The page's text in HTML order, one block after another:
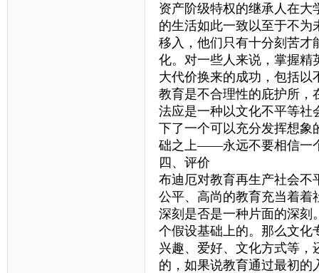
资产阶级特权的继承人在大
的生活如此一致以至于不为
移入，他们只有十分刻苦才
化。对一些人来说，掌握精
大代价换来的成功，包括以
教育是不合理性的庇护所，
法应是一种以文化不平等社
下了一个可以充分发挥想象
础之上——永远不要相信一
四、评价
布迪厄对教育再生产社会不
公平、高尚的教育充当着着
深刻是否是一种片面的深刻
个假设基础上的。那么文化
兴趣、爱好、文化方式等，
的，如果说教育通过最初的